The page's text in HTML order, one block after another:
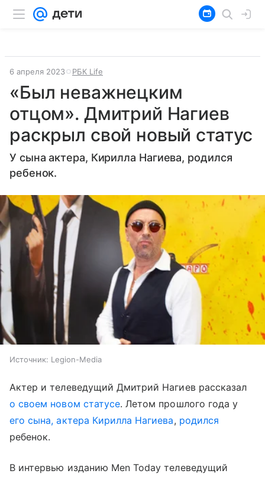
6 апреля 2023 РБК Life
«Был неважнецким
отцом». Дмитрий Нагиев
раскрыл свой новый статус
У сына актера, Кирилла Нагиева, родился
ребенок.
Источник: Legion-Media
Актер и телеведущий Дмитрий Нагиев рассказал
о своем новом статусе. Летом прошлого года у
его сына, актера Кирилла Нагиева, родился
ребенок.
В интервью изданию Men Today телеведущий